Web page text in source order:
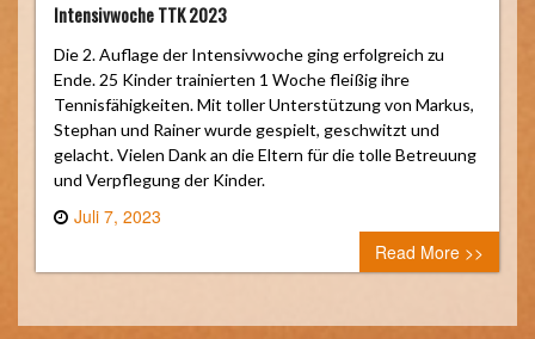
Intensivwoche TTK 2023
Die 2. Auflage der Intensivwoche ging erfolgreich zu
Ende. 25 Kinder trainierten 1 Woche fleißig ihre
Tennisfähigkeiten. Mit toller Unterstützung von Markus,
Stephan und Rainer wurde gespielt, geschwitzt und
gelacht. Vielen Dank an die Eltern für die tolle Betreuung
und Verpflegung der Kinder.
Juli 7, 2023
0 comment
Read More >>